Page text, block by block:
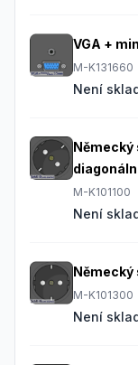
VGA +
M-K131660
Není
Německý
M-K101100
Není
M-K101300
Není